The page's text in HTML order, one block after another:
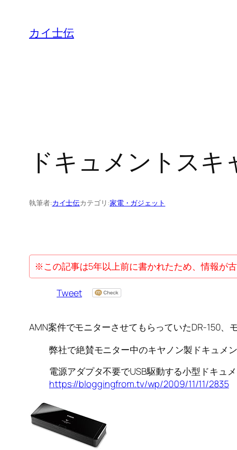
カイ士伝
ドキュメントス
執筆者:カイ士伝カテゴリ:家電・ガジェット
※この記事は5年以上前に書かれたため、情報が
Tweet
AMN案件でモニターさせてもらっていたDR-150、
弊社で絶賛モニター中のキヤノン製ドキュメ
電源アダプタ不要でUSB駆動する小型ドキュ
https://bloggingfrom.tv/wp/2009/11/11/2835